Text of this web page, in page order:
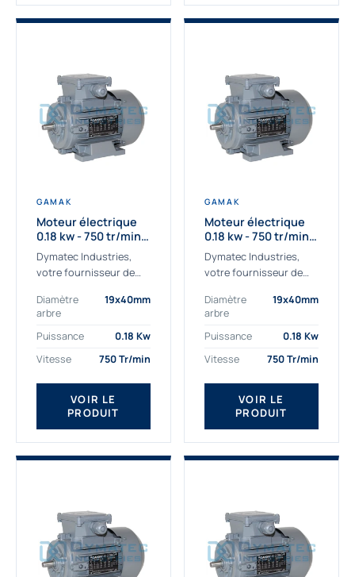
GAMAK
Moteur électrique
0.18 kw - 750 tr/min -
230/400V - IE2
Dymatec Industries,
votre fournisseur de
kw. Dymatec Industries
vous propose le moteur
électrique 0.18 kw, un
qualité Gamak...
Diamètre
arbre
19x40mm
Puissance
0.18 Kw
Vitesse
750 Tr/min
VOIR LE
PRODUIT
GAMAK
Moteur électrique
0.18 kw - 750 tr/min -
230/400V - IE3
Dymatec Industries,
votre fournisseur de
kw. Dymatec Industries
vous propose le moteur
électrique 0.18 kw, un
moteur de qualité...
Diamètre
arbre
19x40mm
Puissance
0.18 Kw
Vitesse
750 Tr/min
VOIR LE
PRODUIT